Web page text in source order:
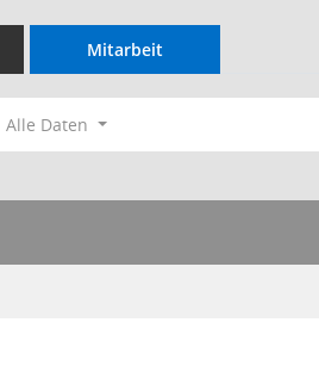
Mitarbeit
Alle Daten